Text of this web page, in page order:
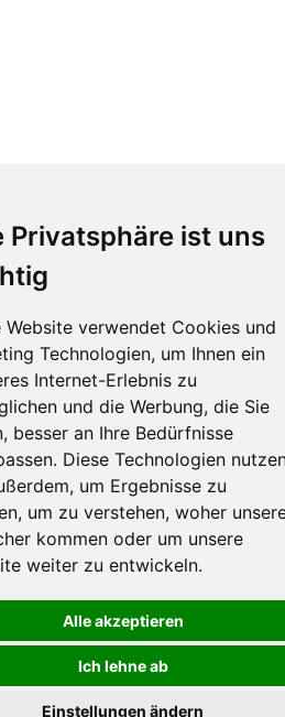
Privatsphäre ist uns
Website verwendet Cookies und
Technologien, um Ihnen ein
Internet-Erlebnis zu
und die Werbung, die Sie
besser an Ihre Bedürfnisse
Diese Technologien
um Ergebnisse zu
um zu verstehen, woher
kommen oder um unsere
weiter zu entwickeln.
Alle akzeptieren
Ich lehne ab
Einstellungen ändern